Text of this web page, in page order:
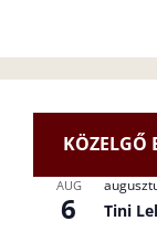
KÖZELGŐ
AUG
6 Tini